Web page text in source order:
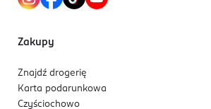
Zakupy
Znajdź drogerię
Karta podarunkowa
Czyściochowo